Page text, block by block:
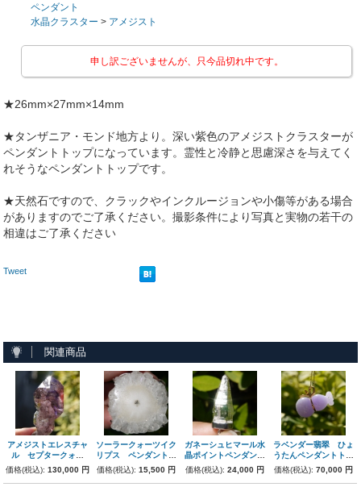
ペンダント
水晶クラスター > アメジスト
申し訳ございませんが、只今品切れ中です。
★26mm×27mm×14mm
★タンザニア・モンド地方より。深い紫色のアメジストクラスターが
ペンダントトップになっています。霊性と冷静と思慮深さを与えてく
れそうなペンダントトップです。
★天然石ですので、クラックやインクルージョンや小傷等がある場合
がありますのでご了承ください。撮影条件により写真と実物の若干の
相違はご了承ください
Tweet
関連商品
アメジストエレスチャ
ル セプタークォー
ツ ジンバブエ・シャ
ンガーン産
価格(税込):130,000 円
ソーラークォーツイク
リプス ペンダントト
ップ インド・アジャ
ンタ産
価格(税込):15,500 円
ガネーシュヒマール水
晶ポイントペンダント
トップ
価格(税込): 24,000 円
ラベンダー翡翠 ひょ
うたんペンダントトッ
プ 18金
価格(税込): 70,000 円